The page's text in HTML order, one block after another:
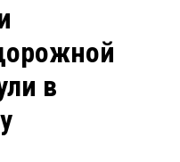
Блоги
Архивв